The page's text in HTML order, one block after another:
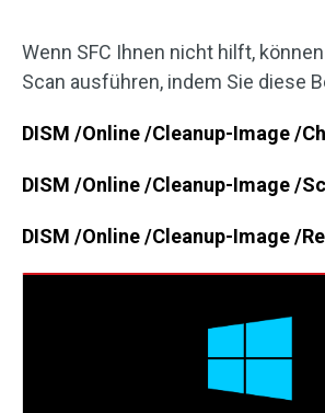
Wenn SFC Ihnen nicht hilft,
Scan ausführen, indem Sie diese
DISM /Online /Cleanup-Image /
DISM /Online /Cleanup-Image /
DISM /Online /Cleanup-Image /